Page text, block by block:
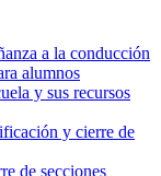
a la conducción
alumnos
y sus recursos
y cierre de
de secciones